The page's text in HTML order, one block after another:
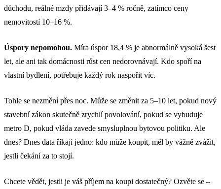
důchodu, reálné mzdy přidávají 3–4 % ročně, zatímco ceny
nemovitostí 10–16 %.
Úspory nepomohou. Míra úspor 18,4 % je abnormálně vysoká šest
let, ale ani tak domácnosti růst cen nedorovnávají. Kdo spoří na
vlastní bydlení, potřebuje každý rok naspořit víc.
Tohle se nezmění přes noc. Může se změnit za 5–10 let, pokud nový
stavební zákon skutečně zrychlí povolování, pokud se vybuduje
metro D, pokud vláda zavede smysluplnou bytovou politiku. Ale
dnes? Dnes data říkají jedno: kdo může koupit, měl by vážně zvážit,
jestli čekání za to stojí.
Chcete vědět, jestli je váš příjem na koupi dostatečný? Ozvěte se –